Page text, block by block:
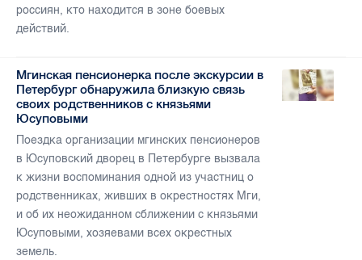
россиян, кто находится в зоне боевых
действий.
Мгинская пенсионерка после экскурсии в
Петербург обнаружила близкую связь
своих родственников с князьями
Юсуповыми
Поездка организации мгинских пенсионеров
в Юсуповский дворец в Петербурге вызвала
к жизни воспоминания одной из участниц о
родственниках, живших в окрестностях Мги,
и об их неожиданном сближении с князьями
Юсуповыми, хозяевами всех окрестных
земель.